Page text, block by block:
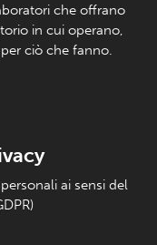
che offrano
in cui operano,
ciò che fanno.
ai sensi del